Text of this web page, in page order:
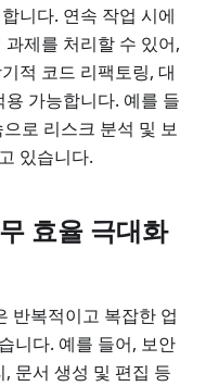
니다. 연속 작업 시에
제를 처리할 수 있어,
적 코드 리팩토링, 대
가능합니다. 예를 들
로 리스크 분석 및 보
있습니다.
효율 극대화
반복적이고 복잡한 업
니다. 예를 들어, 보안
문서 생성 및 편집 등